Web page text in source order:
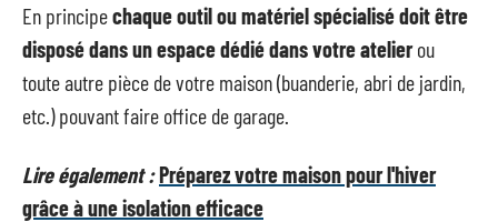
En principechaque outil ou matériel spécialisé doit être
disposé dans un espace dédié dans votre atelierou
toute autre pièce de votre maison (buanderie, abri de jardin,
etc.) pouvant faire office de garage.
Lire également :Préparez votre maison pour l'hiver
grâce à une isolation efficace